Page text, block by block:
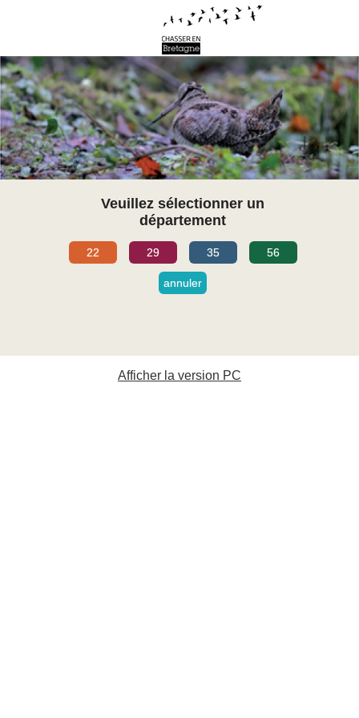
Veuillez sélectionner un
département
22 29 35 56
annuler
Afficher la version PC